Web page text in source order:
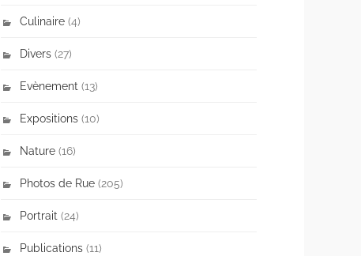
Culinaire (4)
Divers (27)
Evènement (13)
Expositions (10)
Nature (16)
Photos de Rue (205)
Portrait (24)
Publications (11)